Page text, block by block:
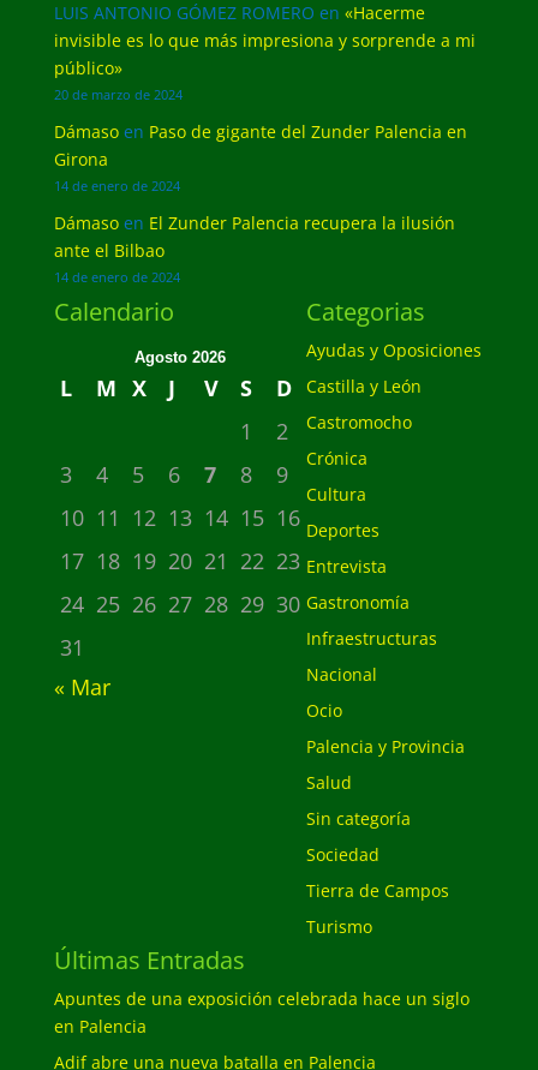
LUIS ANTONIO GÓMEZ ROMERO en «Hacerme
invisible es lo que más impresiona y sorprende a mi
público»
20 de marzo de 2024
Dámasoen Paso de gigante del Zunder Palencia en
Girona
14 de enero de 2024
Dámasoen El Zunder Palencia recupera la ilusión
ante el Bilbao
14 de enero de 2024
Calendario
Agosto 2026
L M X J V S
D
1
2
3
4 5 6 7 8
9
10 11 12 13 14 15 16
17 18 19 20 21 22 23
24 25 26 27 28 29 30
31
« Mar
Categorias
Ayudas y Oposiciones
Castilla y León
Castromocho
Crónica
Cultura
Deportes
Entrevista
Gastronomía
Infraestructuras
Nacional
Ocio
Palencia y Provincia
Salud
Sin categoría
Sociedad
Tierra de Campos
Turismo
Últimas Entradas
Apuntes de una exposición celebrada hace un siglo
en Palencia
Adif abre una nueva batalla en Palencia